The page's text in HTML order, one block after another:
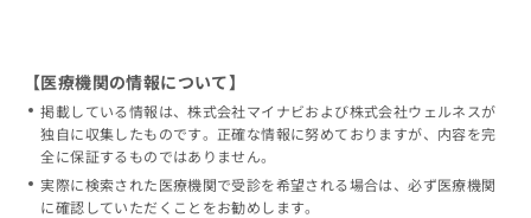
【医療機関の情報について】
掲載している情報は、株式会社マイナビおよび株式会社ウェルネスが
独自に収集したものです。正確な情報に努めておりますが、内容を完
全に保証するものではありません。
実際に検索された医療機関で受診を希望される場合は、必ず医療機関
に確認していただくことをお勧めします。